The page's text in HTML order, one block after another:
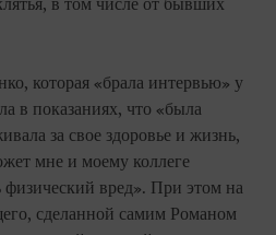
в том числе от бывших
которая «брала интервью» у
в показаниях, что «была
за свое здоровье и жизнь,
мне и моему коллеге
вред». При этом на
сделанной самим Романом